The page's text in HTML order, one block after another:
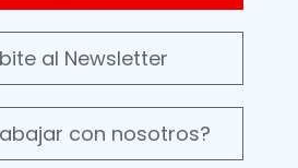
al Newsletter
con nosotros?